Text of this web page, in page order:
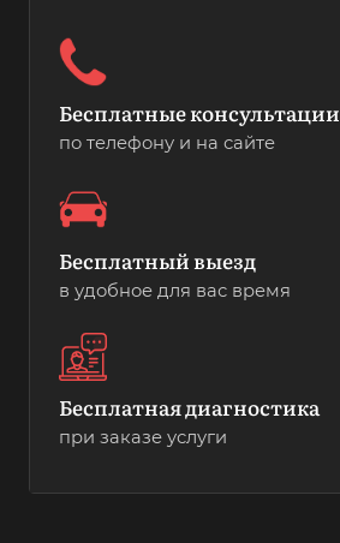
Бесплатные консультации
по телефону и на сайте
Бесплатный выезд
в удобное для вас время
Бесплатная диагностика
при заказе услуги